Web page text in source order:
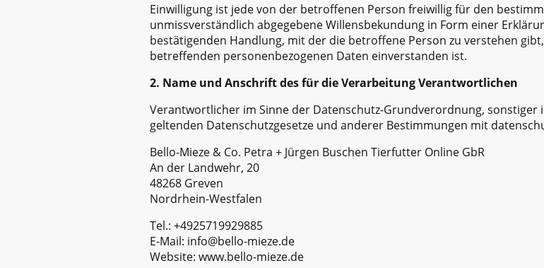
Einwilligung ist jede von der betroffenen Person freiwillig für den
unmissverständlich abgegebene Willensbekundung in Form einer
bestätigenden Handlung, mit der die betroffene Person zu verstehen
betreffenden personenbezogenen Daten einverstanden ist.
2. Name und Anschrift des für die Verarbeitung Verantwortlichen
Verantwortlicher im Sinne der Datenschutz-Grundverordnung,
geltenden Datenschutzgesetze und anderer Bestimmungen mit
Bello-Mieze & Co. Petra + Jürgen Buschen Tierfutter Online GbR
An der Landwehr, 20
48268 Greven
Nordrhein-Westfalen
Tel.: +4925719929885
E-Mail: info@bello-mieze.de
Website: www.bello-mieze.de